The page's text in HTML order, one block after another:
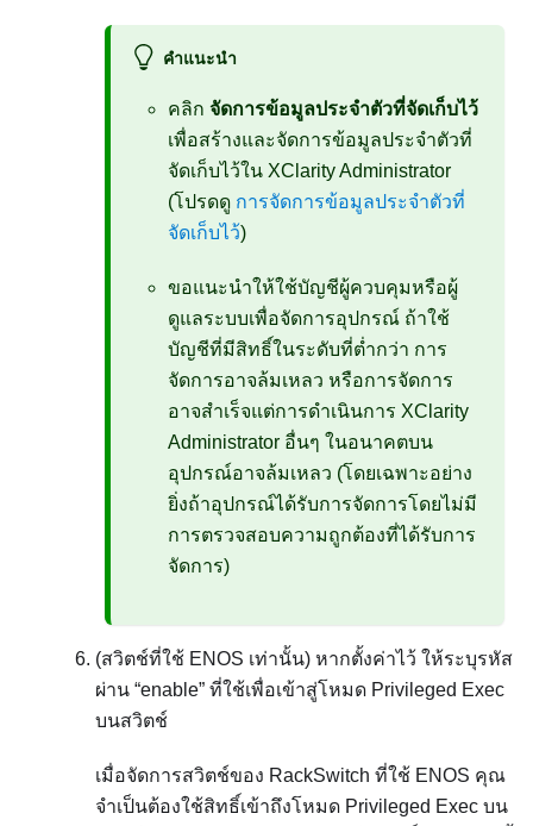
คำแนะนำ
คลิก จัดการข้อมูลประจำตัวที่จัดเก็บไว้
เพื่อสร้างและจัดการข้อมูลประจำตัวที่
จัดเก็บไว้ใน XClarity Administrator
(โปรดดู การจัดการข้อมูลประจำตัวที่
จัดเก็บไว้)
ขอแนะนำให้ใช้บัญชีผู้ควบคุมหรือผู้
ดูแลระบบเพื่อจัดการอุปกรณ์ ถ้าใช้
บัญชีที่มีสิทธิ์ในระดับที่ต่ำกว่า การ
จัดการอาจล้มเหลว หรือการจัดการ
อาจสำเร็จแต่การดำเนินการ XClarity
Administrator อื่นๆ ในอนาคตบน
อุปกรณ์อาจล้มเหลว (โดยเฉพาะอย่าง
ยิ่งถ้าอุปกรณ์ได้รับการจัดการโดยไม่มี
การตรวจสอบความถูกต้องที่ได้รับการ
จัดการ)
(สวิตช์ที่ใช้ ENOS เท่านั้น) หากตั้งค่าไว้ ให้ระบุรหัส
ผ่าน enable ที่ใช้เพื่อเข้าสู่โหมด Privileged Exec
บนสวิตช์
เมื่อจัดการสวิตช์ของ RackSwitch ที่ใช้ ENOS คุณ
จำเป็นต้องใช้สิทธิ์เข้าถึงโหมด Privileged Exec บน